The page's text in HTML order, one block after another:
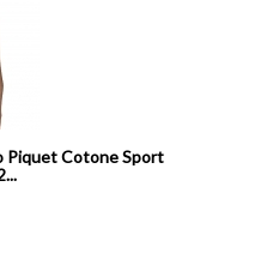
Piquet Cotone Sport